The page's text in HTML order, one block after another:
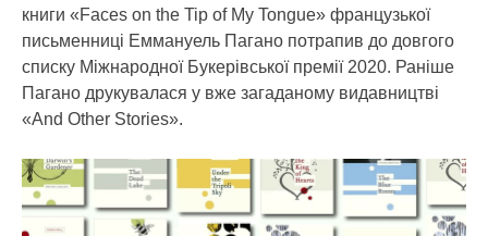
книги «Faces on the Tip of My Tongue» французької
письменниці Еммануель Пагано потрапив до довгого
списку Міжнародної Букерівської премії 2020. Раніше
Пагано друкувалася у вже загаданому видавництві
«And Other Stories».